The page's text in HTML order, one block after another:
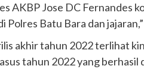
AKBP Jose DC Fernandes
Polres Batu Bara dan
akhir tahun 2022 terlihat
tahun 2022 yang